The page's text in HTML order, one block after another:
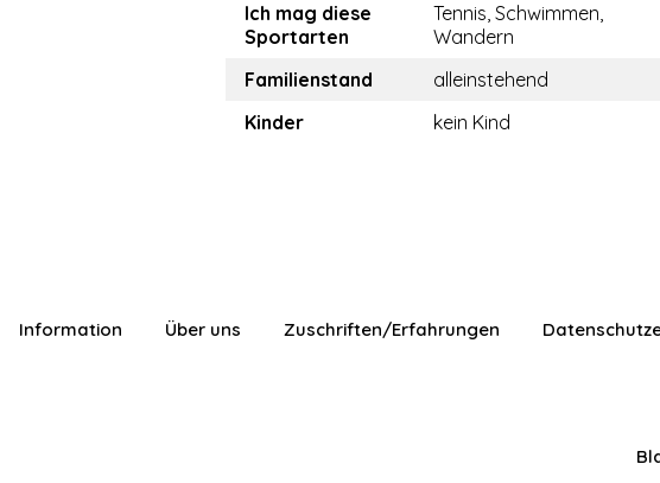
Ich mag diese
Sportarten
Tennis, Schwimmen,
Wandern
Familienstand
alleinstehend
Kinder
kein Kind
Information Über uns Zuschriften/Erfahrungen